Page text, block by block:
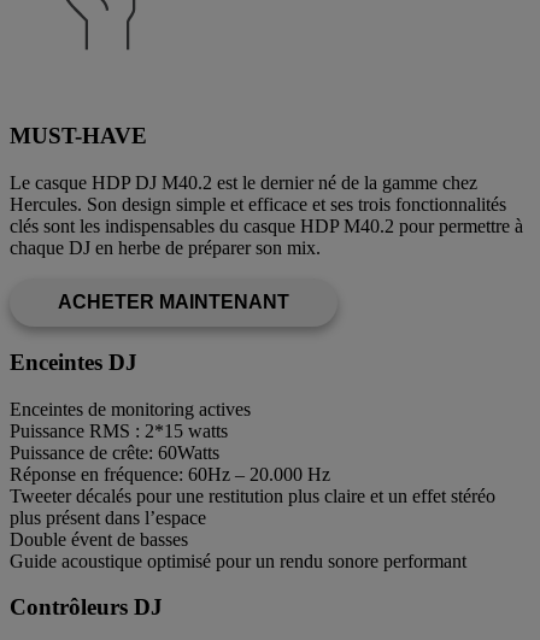
MUST-HAVE
Le casque HDP DJ M40.2 est le dernier né de la gamme chez
Hercules. Son design simple et efficace et ses trois fonctionnalités
clés sont les indispensables du casque HDP M40.2 pour permettre à
chaque DJ en herbe de préparer son mix.
ACHETER MAINTENANT
Enceintes DJ
Enceintes de monitoring actives
Puissance RMS : 2*15 watts
Puissance de crête: 60Watts
Réponse en fréquence: 60Hz – 20.000 Hz
Tweeter décalés pour une restitution plus claire et un effet stéréo
plus présent dans l’espace
Double évent de basses
Guide acoustique optimisé pour un rendu sonore performant
Contrôleurs DJ